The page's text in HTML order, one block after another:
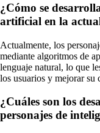
¿Cómo se
artificial en la
Actualmente, los
mediante algoritmos de
lenguaje natural, lo que
los usuarios y mejorar su
¿Cuáles son los
personajes de